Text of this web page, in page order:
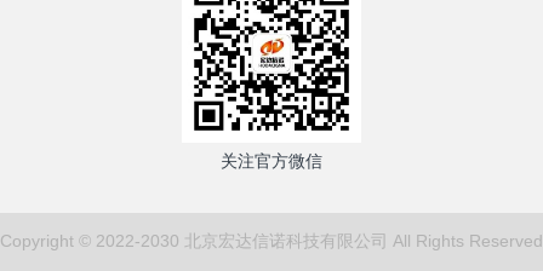
关注官方微信
Copyright © 2022-2030 北京宏达信诺科技有限公司 All Rights Reserved